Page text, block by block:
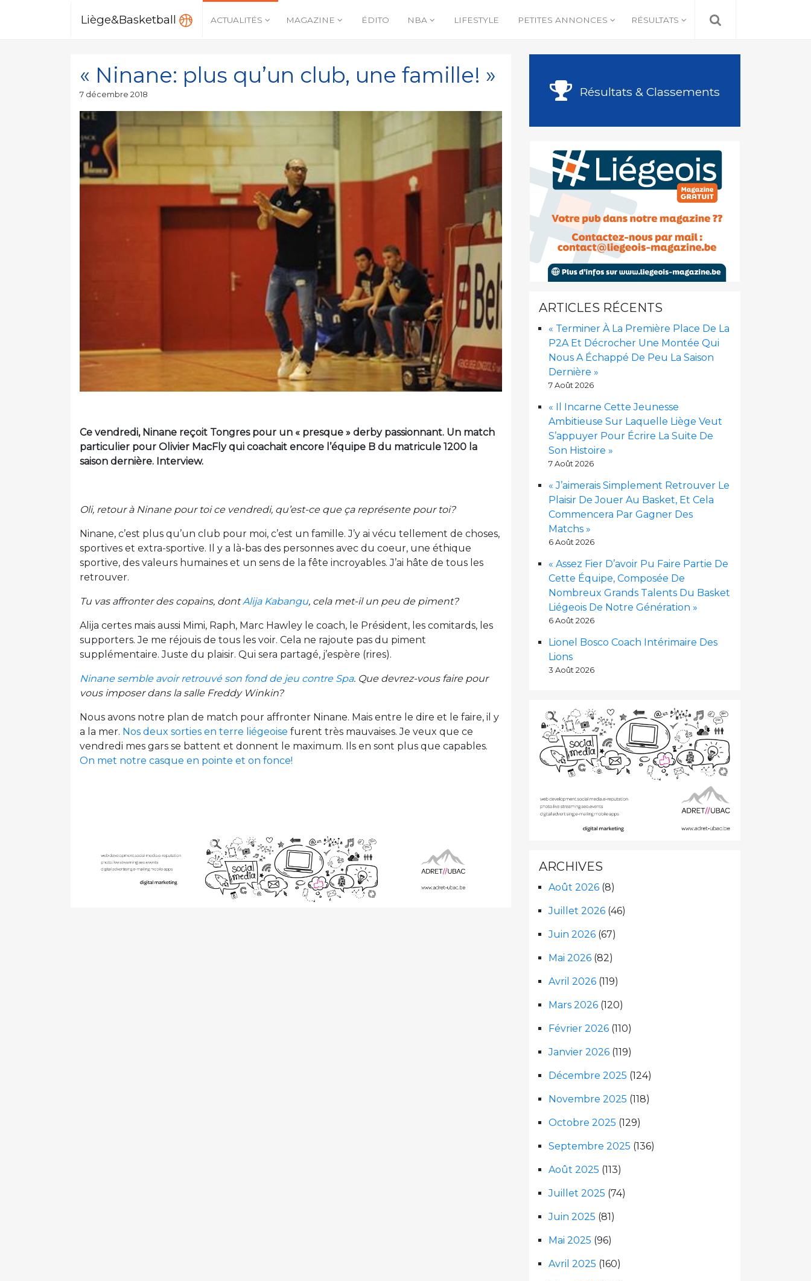
Liège&Basketball ACTUALITÉS MAGAZINE ÉDITO NBA LIFESTYLE PETITES ANNONCES RÉSULTATS
« Ninane: plus qu’un club, une famille! »
Publié
7 décembre 2018
Ce vendredi, Ninane reçoit Tongres pour un « presque » derby passionnant. Un match
particulier pour Olivier MacFly qui coachait encore l’équipe B du matricule 1200 la
saison dernière. Interview.
Oli, retour à Ninane pour toi ce vendredi, qu’est-ce que ça représente pour toi?
Ninane, c’est plus qu’un club pour moi, c’est un famille. J’y ai vécu tellement de choses,
sportives et extra-sportive. Il y a là-bas des personnes avec du coeur, une éthique
sportive, des valeurs humaines et un sens de la fête incroyables. J’ai hâte de tous les
retrouver.
Tu vas affronter des copains, dontAlija Kabangu, cela met-il un peu de piment?
Alija certes mais aussi Mimi, Raph, Marc Hawley le coach, le Président, les comitards, les
supporters. Je me réjouis de tous les voir. Cela ne rajoute pas du piment
supplémentaire. Juste du plaisir. Qui sera partagé, j’espère (rires).
Ninane semble avoir retrouvé son fond de jeu contre Spa. Que devrez-vous faire pour
vous imposer dans la salle Freddy Winkin?
Nous avons notre plan de match pour affronter Ninane. Mais entre le dire et le faire, il y
a la mer. Nos deux sorties en terre liégeoise furent très mauvaises. Je veux que ce
vendredi mes gars se battent et donnent le maximum. Ils en sont plus que capables.
On met notre casque en pointe et on fonce!
Résultats & Classements
ARTICLES RÉCENTS
« Terminer À La Première Place De La
P2A Et Décrocher Une Montée Qui
Nous A Échappé De Peu La Saison
Dernière »
7 Août 2026
« Il Incarne Cette Jeunesse
Ambitieuse Sur Laquelle Liège Veut
S’appuyer Pour Écrire La Suite De
Son Histoire »
7 Août 2026
« J’aimerais Simplement Retrouver Le
Plaisir De Jouer Au Basket, Et Cela
Commencera Par Gagner Des
Matchs »
6 Août 2026
« Assez Fier D’avoir Pu Faire Partie De
Cette Équipe, Composée De
Nombreux Grands Talents Du Basket
Liégeois De Notre Génération »
6 Août 2026
Lionel Bosco Coach Intérimaire Des
Lions
3 Août 2026
ARCHIVES
Août 2026 (8)
Juillet 2026 (46)
Juin 2026 (67)
Mai 2026 (82)
Avril 2026 (119)
Mars 2026 (120)
Février 2026 (110)
Janvier 2026 (119)
Décembre 2025 (124)
Novembre 2025 (118)
Octobre 2025 (129)
Septembre 2025 (136)
Août 2025 (113)
Juillet 2025 (74)
Juin 2025 (81)
Mai 2025 (96)
Avril 2025 (160)